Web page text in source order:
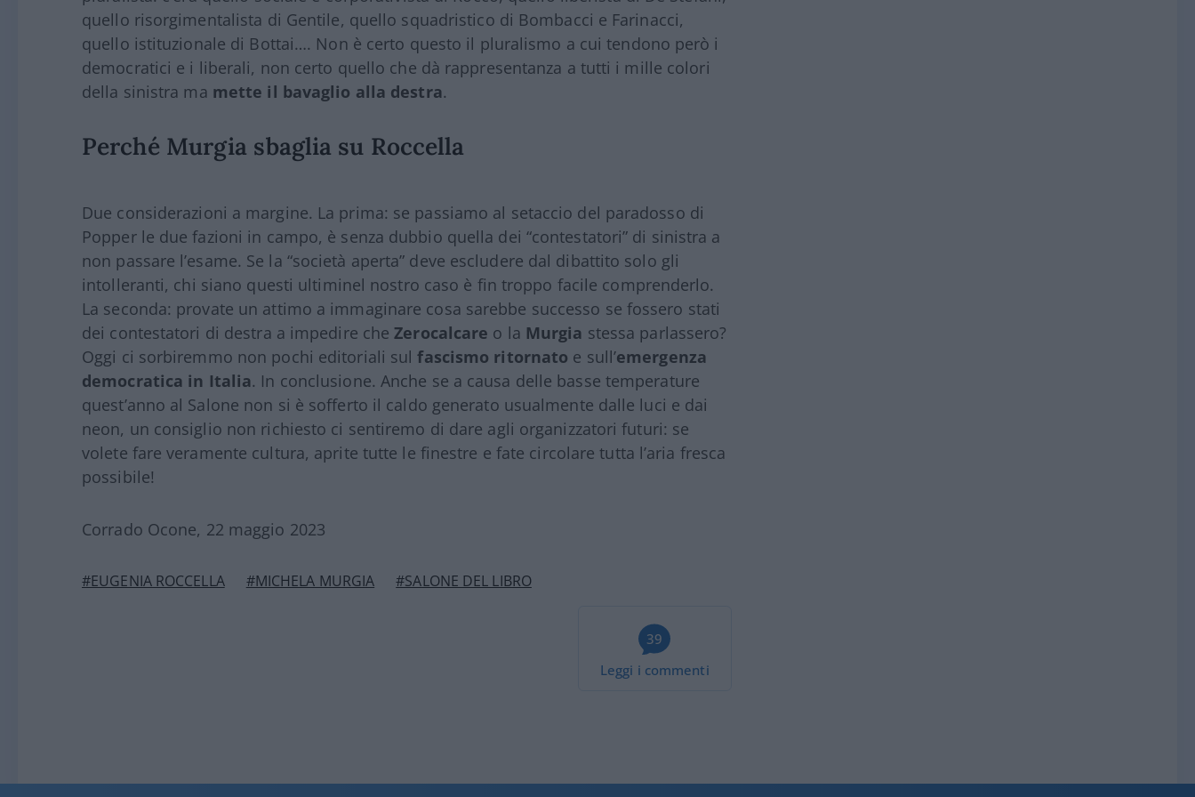
quello risorgimentalista di Gentile, quello squadristico di Bombacci e Farinacci,
quello istituzionale di Bottai…. Non è certo questo il pluralismo a cui tendono però i
democratici e i liberali, non certo quello che dà rappresentanza a tutti i mille colori
della sinistra ma mette il bavaglio alla destra.
Perché Murgia sbaglia su Roccella
Due considerazioni a margine. La prima: se passiamo al setaccio del paradosso di
Popper le due fazioni in campo, è senza dubbio quella dei “contestatori” di sinistra a
non passare l’esame. Se la “società aperta” deve escludere dal dibattito solo gli
intolleranti, chi siano questi ultiminel nostro caso è fin troppo facile comprenderlo.
La seconda: provate un attimo a immaginare cosa sarebbe successo se fossero stati
dei contestatori di destra a impedire che Zerocalcare o la Murgia stessa parlassero?
Oggi ci sorbiremmo non pochi editoriali sul fascismo ritornato e sull’emergenza
democratica in Italia. In conclusione. Anche se a causa delle basse temperature
quest’anno al Salone non si è sofferto il caldo generato usualmente dalle luci e dai
neon, un consiglio non richiesto ci sentiremo di dare agli organizzatori futuri: se
volete fare veramente cultura, aprite tutte le finestre e fate circolare tutta l’aria fresca
possibile!
Corrado Ocone, 22 maggio 2023
#EUGENIA ROCCELLA #MICHELA MURGIA #SALONE DEL LIBRO
39
Leggi i commenti